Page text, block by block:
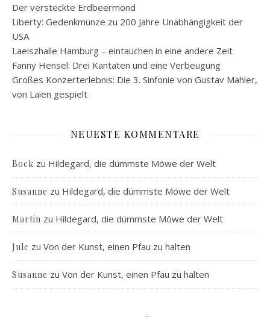
Der versteckte Erdbeermond
Liberty: Gedenkmünze zu 200 Jahre Unabhängigkeit der
USA
Laeiszhalle Hamburg – eintauchen in eine andere Zeit
Fanny Hensel: Drei Kantaten und eine Verbeugung
Großes Konzerterlebnis: Die 3. Sinfonie von Gustav Mahler,
von Laien gespielt
NEUESTE KOMMENTARE
Bock zu Hildegard, die dümmste Möwe der Welt
Susanne zu Hildegard, die dümmste Möwe der Welt
Martin zu Hildegard, die dümmste Möwe der Welt
Jule zu Von der Kunst, einen Pfau zu halten
Susanne zu Von der Kunst, einen Pfau zu halten